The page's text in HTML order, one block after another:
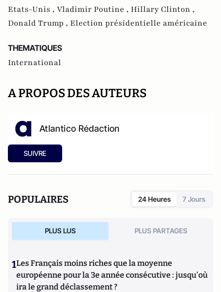
Etats-Unis , Vladimir Poutine , Hillary Clinton ,
Donald Trump , Election présidentielle américaine
THEMATIQUES
International
A PROPOS DES AUTEURS
Atlantico Rédaction
SUIVRE
POPULAIRES 24 Heures 7 Jours
PLUS LUS PLUS PARTAGES
1Les Français moins riches que la moyenne
européenne pour la 3e année consécutive : jusqu'où
ira le grand déclassement ?